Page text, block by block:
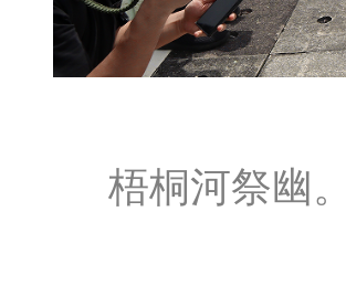
梧桐河祭幽。